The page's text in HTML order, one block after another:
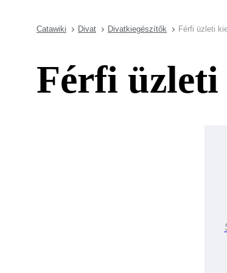
Catawiki Divat Divatkiegészítők Férfi üzleti
Férfi üzleti